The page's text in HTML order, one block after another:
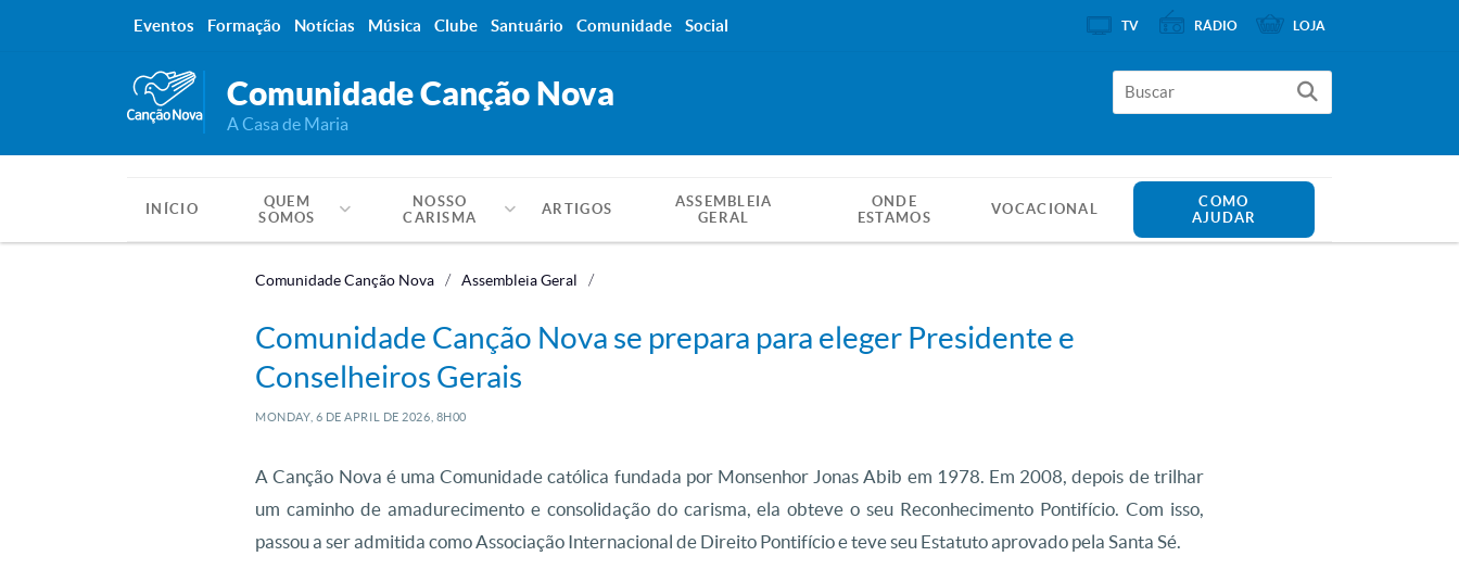
Comunidade Canção Nova
A Casa de Maria
INÍCIO
QUEM
SOMOS
NOSSO
CARISMA
ARTIGOS
ASSEMBLEIA
GERAL
ONDE
ESTAMOS
VOCACIONAL
COMO
AJUDAR
Comunidade Canção Nova Assembleia Geral
Comunidade Canção Nova se prepara para eleger Presidente e
Conselheiros Gerais
MONDAY, 6 DE APRIL DE 2026, 8H00
A Canção Nova é uma Comunidade católica fundada por Monsenhor Jonas Abib em 1978. Em 2008, depois de trilhar
um caminho de amadurecimento e consolidação do carisma, ela obteve o seu Reconhecimento Pontifício. Com isso,
passou a ser admitida como Associação Internacional de Direito Pontifício e teve seu Estatuto aprovado pela Santa Sé.
Eventos Formação Notícias Música Clube Santuário Comunidade Social TV RÁDIO LOJA